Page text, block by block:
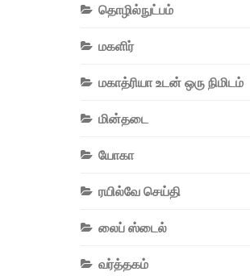
தொழில்நுட்பம்
மகளிர்
மகாத்ரியா உடன் ஒரு நிமிடம்
மின்தடை
யோகா
ரயில்வே செய்தி
லைப் ஸ்டைல்
வர்த்தகம்